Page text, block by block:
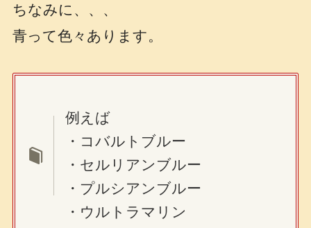
ちなみに、、、
青って色々あります。
例えば
・コバルトブルー
・セルリアンブルー
・プルシアンブルー
・ウルトラマリン